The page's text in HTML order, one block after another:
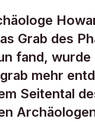
entdeckt
Grab des
fand,
mehr
Seitental